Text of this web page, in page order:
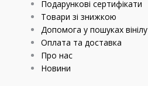
Подарункові сертифікати
Товари зі знижкою
Допомога у пошуках вінілу
Оплата та доставка
Про нас
Новини